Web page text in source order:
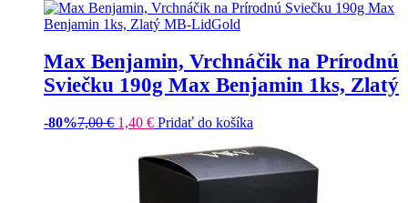
Max Benjamin, Vrchnáčik na Prírodnú
Sviečku 190g Max Benjamin 1ks, Zlatý
-80%7,00€ 1,40 € Pridať do košíka